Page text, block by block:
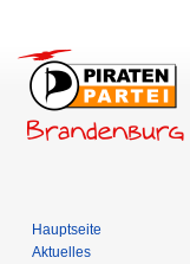
Hauptseite
Aktuelles